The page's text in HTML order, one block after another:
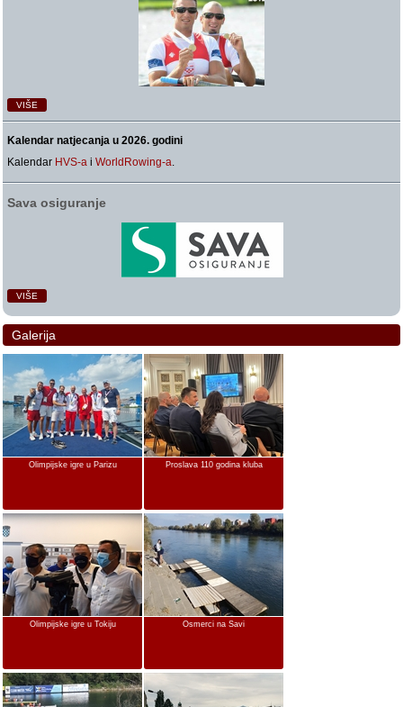
VIŠE
Kalendar natjecanja u 2026. godini
Kalendar HVS-a iWorldRowing-a.
Sava osiguranje
VIŠE
Galerija
Olimpijske igre u Parizu Proslava 110 godina kluba
Olimpijske igre u Tokiju Osmerci na Savi